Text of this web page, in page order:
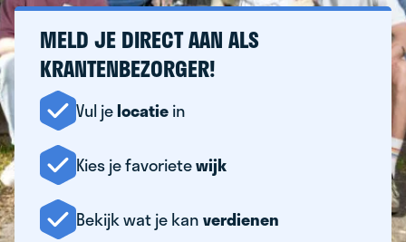
MELD JE DIRECT AAN ALS
KRANTENBEZORGER!
Vul jelocatiein
Kies je favorietewijk
Bekijk wat je kanverdienen